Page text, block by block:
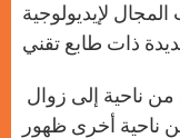
قد أفسحت المجال لإيديولوجية
ناحية أخرى ظهور